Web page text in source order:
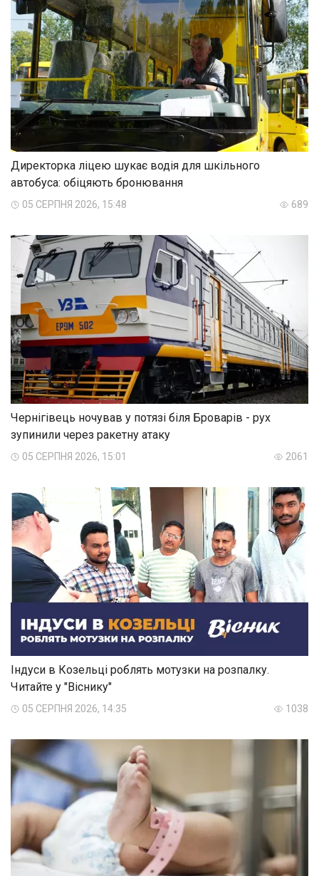
Директорка ліцею шукає водія для шкільного
автобуса: обіцяють бронювання
05 СЕРПНЯ 2026, 15:48 689
Чернігівець ночував у потязі біля Броварів - рух
зупинили через ракетну атаку
05 СЕРПНЯ 2026, 15:01 2061
Індуси в Козельці роблять мотузки на розпалку.
Читайте у "Віснику"
05 СЕРПНЯ 2026, 14:35 1038